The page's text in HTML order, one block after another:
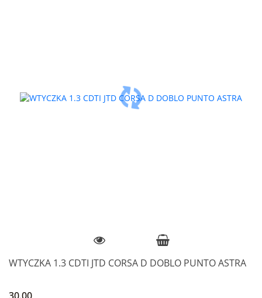
WTYCZKA 1.3 CDTI JTD CORSA D DOBLO PUNTO ASTRA